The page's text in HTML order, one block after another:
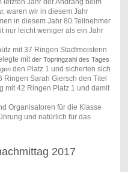
Jahr der Andrang beim
waren wir in diesem Jahr
in diesem Jahr 80 Teilnehmer
nur leicht weniger als ein Jahr
mit 37 Ringen Stadtmeisterin
mitder Topringzahl des Tages
den Platz 1 und sicherten sich
Sarah Giersch den Titel
mit 42 Ringen Platz 1 und damit
Organisatoren für die Klasse
und natürlich für das
2017